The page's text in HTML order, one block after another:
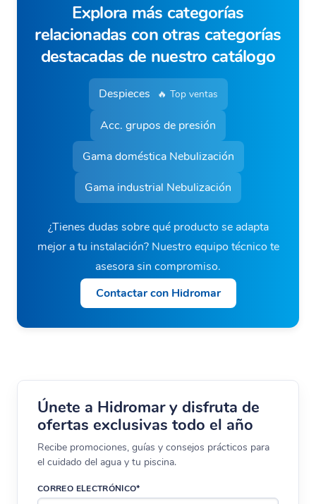
Explora más categorías
relacionadas con otras categorías
destacadas de nuestro catálogo
Despieces 🔥 Top ventas
Acc. grupos de presión
Gama doméstica Nebulización
Gama industrial Nebulización
¿Tienes dudas sobre qué producto se adapta
mejor a tu instalación? Nuestro equipo técnico te
asesora sin compromiso.
Contactar con Hidromar
Únete a Hidromar y disfruta de
ofertas exclusivas todo el año
Recibe promociones, guías y consejos prácticos para
el cuidado del agua y tu piscina.
CORREO ELECTRÓNICO*